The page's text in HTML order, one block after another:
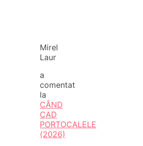
Mirel
Laur
a
comentat
la
CÂND
CAD
PORTOCALELE
(2026)